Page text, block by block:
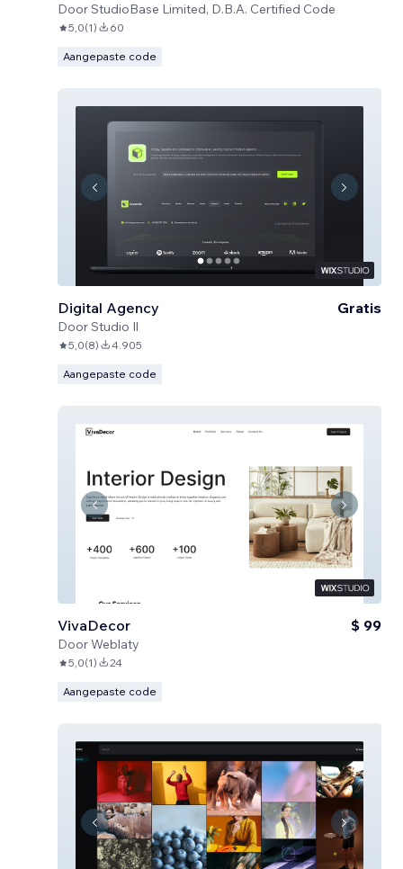
DoorStudioBase Limited, D.B.A. Certified Code
5,0(1) 60
Aangepaste code
Digital Agency
DoorStudio Il
Gratis
5,0(8) 4.905
Aangepaste code
VivaDecor
DoorWeblaty
$ 99
5,0(1) 24
Aangepaste code